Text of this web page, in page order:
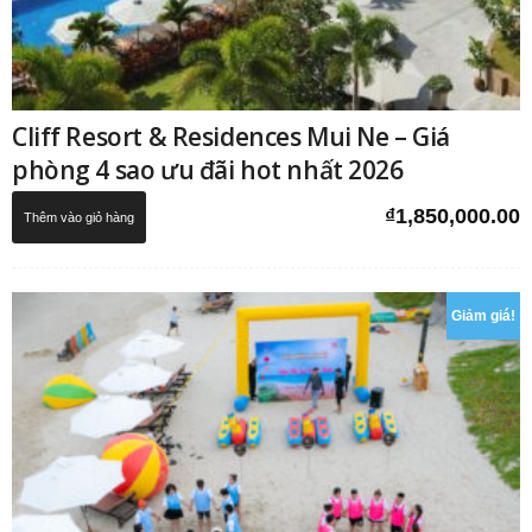
Cliff Resort & Residences Mui Ne – Giá
phòng 4 sao ưu đãi hot nhất 2026
₫1,850,000.00
Thêm vào giỏ hàng
Giảm giá!